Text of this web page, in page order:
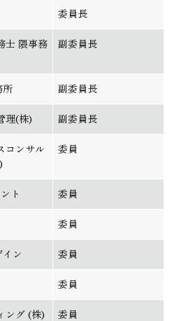
委員長
士 隈事務
副委員長
所 副委員長
理(株) 副委員長
コンサル
委員
ト 委員
委員
ン 委員
委員
ング (株) 委員